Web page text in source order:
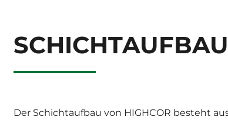
SCHICHTAUFBAU
Der Schichtaufbau von HIGHCOR besteht